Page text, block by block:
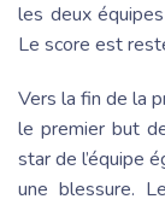
les deux
Le score est
Vers la fin de la
le premier but
star de l’équipe
une blessure.